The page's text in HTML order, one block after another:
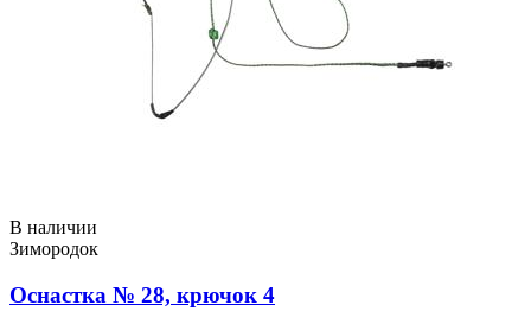
В наличии
Зимородок
Оснастка № 28, крючок 4